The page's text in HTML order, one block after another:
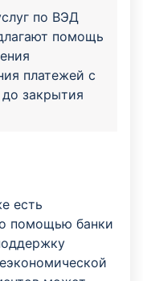
по ВЭД
помощь
платежей с
закрытия
есть
помощью банки